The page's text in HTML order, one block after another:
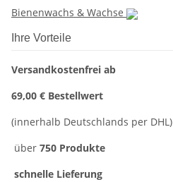
Bienenwachs & Wachse
Ihre Vorteile
Versandkostenfrei ab
69,00 € Bestellwert
(innerhalb Deutschlands per DHL)
über 750 Produkte
schnelle Lieferung